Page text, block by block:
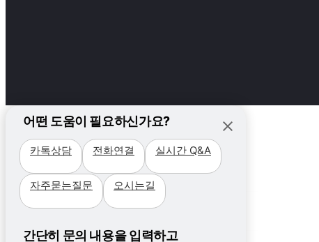
어떤 도움이 필요하신가요?
카톡상담 전화연결 실시간 Q&A
자주묻는질문 오시는길
간단히 문의 내용을 입력하고
필리핀
세부
비용
지역
프로그램